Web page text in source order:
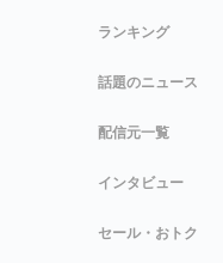
ランキング
話題のニュース
配信元一覧
インタビュー
セール・おトク